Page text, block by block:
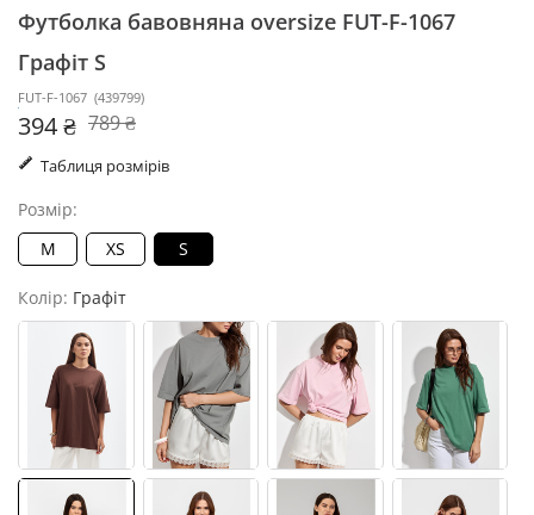
Футболка бавовняна oversize FUT-F-1067
Графіт S
FUT-F-1067 (439799)
394 ₴ 789 ₴
Таблиця розмірів
Розмір:
M
XS S
Колір: Графіт